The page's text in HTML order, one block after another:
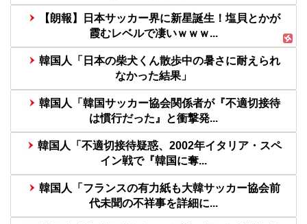
【朗報】日本サッカー界に新星誕生！塩貝とかが
霞むレベルで凄いｗｗｗ...
韓国人「日本の柴犬くん散歩中の暑さに耐えられ
なかった結果」
韓国人「韓国サッカー協会関係者が『不適切接待
は慣行だった』と衝撃発...
韓国人「不適切接待疑惑、2002年イタリア・スペ
イン戦で『韓国に奪...
韓国人「フランスの有力紙も大韓サッカー協会前
代未聞の不祥事を詳細に...